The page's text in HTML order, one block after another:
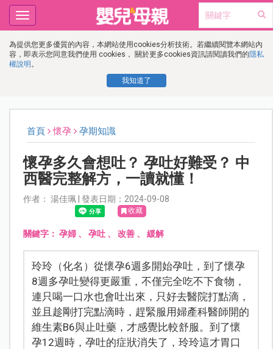
為提供您更多優質的內容，本網站使用cookies分析技術。若繼續閱覽本網站內
容，即表示您同意我們使用 cookies， 關於更多cookies資訊請閱讀我們的隱私
權說明 。
我知道了
Toggle
navigation
首頁 懷孕 孕期知識
懷孕多久會想吐？ 孕吐好難受？ 中
西醫完整解方，一讀就懂！
作者： 湯佳珮 | 發表日期：2024-09-08
收藏
關鍵字： 孕婦、 孕吐、 改善、 緩解
玲玲（化名）從懷孕6週多開始孕吐，到了懷孕
8週多孕吐變得更嚴重，不僅完全吃不下食物，
連只喝一口水也會吐出來，只好去醫院打點滴，
並且趁剛打完點滴時，趕緊服用婦產科醫師開的
維生素B6與止吐藥，才感覺比較舒服。到了懷
孕12週時，孕吐的症狀消失了，玲玲這才胃口